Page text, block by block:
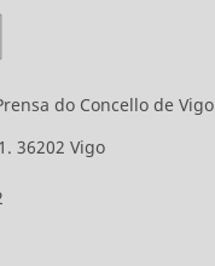
do Concello de Vigo
36202 Vigo